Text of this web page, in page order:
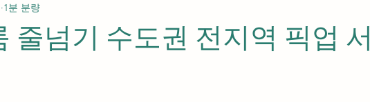
줄넘기 수도권 전지역 픽업 서
1분 분량